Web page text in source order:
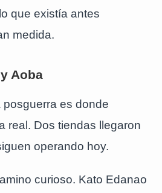
que existía antes
medida.
Aoba
es donde
real. Dos tiendas llegaron
operando hoy.
curioso. Kato Edanao